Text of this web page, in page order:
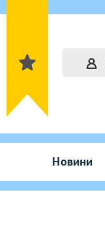
Новини